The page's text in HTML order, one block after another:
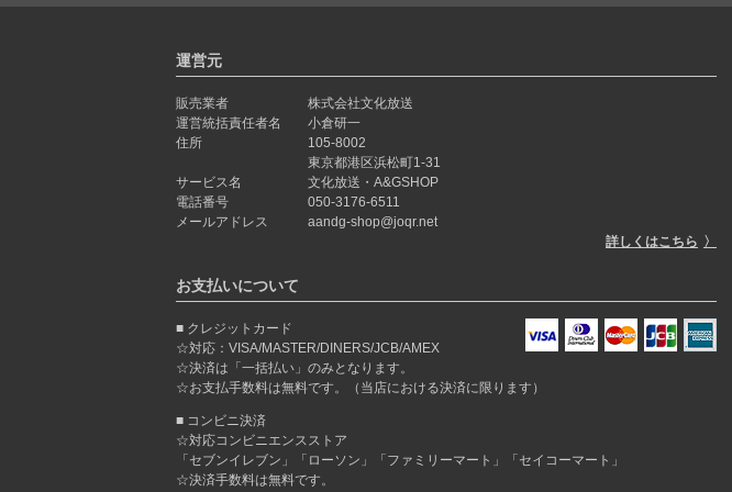
運営元
販売業者
株式会社文化放送
運営統括責任者名
小倉研一
住所
105-8002
東京都港区浜松町1-31
サービス名
文化放送・A&GSHOP
電話番号
050-3176-6511
メールアドレス
aandg-shop@joqr.net
詳しくはこちら
お支払いについて
クレジットカード
☆対応：VISA/MASTER/DINERS/JCB/AMEX
☆決済は「一括払い」のみとなります。
☆お支払手数料は無料です。（当店における決済に限ります）
コンビニ決済
☆対応コンビニエンスストア
「セブンイレブン」「ローソン」「ファミリーマート」「セイコーマート」
☆決済手数料は無料です。